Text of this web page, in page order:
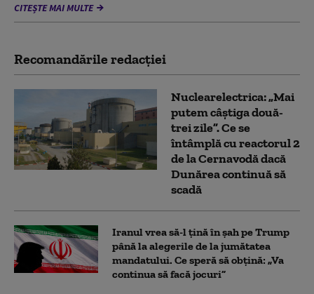
CITEȘTE MAI MULTE
Recomandările redacţiei
Nuclearelectrica: „Mai
putem câștiga două-
trei zile”. Ce se
întâmplă cu reactorul 2
de la Cernavodă dacă
Dunărea continuă să
scadă
Iranul vrea să-l țină în șah pe Trump
până la alegerile de la jumătatea
mandatului. Ce speră să obțină: „Va
continua să facă jocuri”